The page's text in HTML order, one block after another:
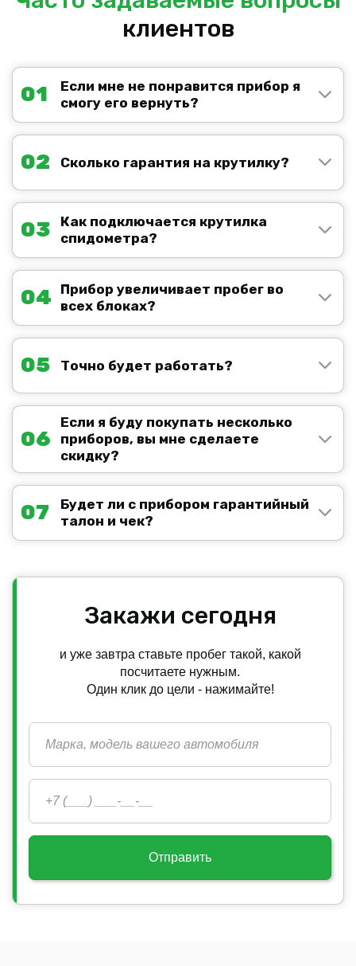
клиентов
01
Если мне не понравится прибор я
смогу его вернуть?
02 Сколько гарантия на крутилку?
03
Как подключается крутилка
спидометра?
04
Прибор увеличивает пробег во
всех блоках?
05 Точно будет работать?
06
Если я буду покупать несколько
приборов, вы мне сделаете
скидку?
07
Будет ли с прибором гарантийный
талон и чек?
Закажи сегодня
и уже завтра ставьте пробег такой, какой
посчитаете нужным.
Один клик до цели - нажимайте!
Отправить